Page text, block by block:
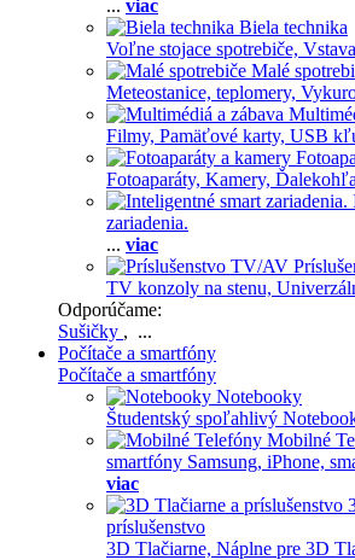
... viac
Biela technika
Voľne stojace spotrebiče,
Malé
Meteostanice, teplomery,
Filmy, Pamäťové karty, USB
Fotoaparáty, Kamery,
zariadenia.
... viac
TV konzoly na stenu,
Odporúčame:
Sušičky , ...
Počítače a smartfóny
Počítače a smartfóny
Notebooky
Študentský spoľahlivý
Mobilné
smartfóny Samsung, iPhone,
viac
príslušenstvo
3D Tlačiarne, Náplne pre 3D